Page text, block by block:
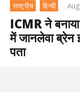
राष्ट्रीय हिन्दी
ICMR ने बनाया
में जानलेवा ब्रेन
पता